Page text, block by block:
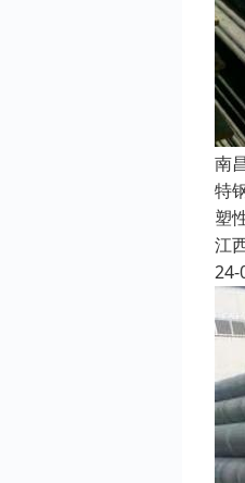
南
特
塑
江
24-